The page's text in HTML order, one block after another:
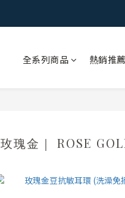
全系列商品 熱銷推薦
玫瑰金｜ ROSE